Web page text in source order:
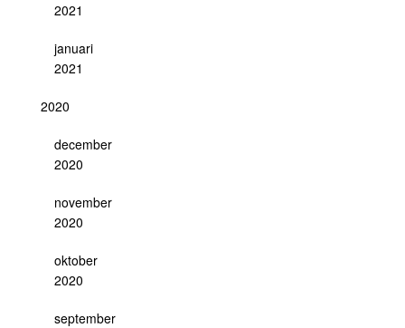
2021
januari
2021
2020
december
2020
november
2020
oktober
2020
september